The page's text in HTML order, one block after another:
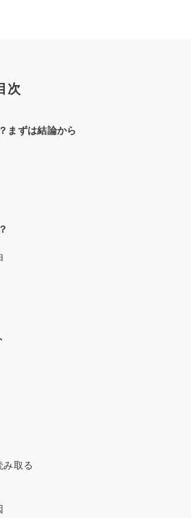
次
まずは結論から
み取る